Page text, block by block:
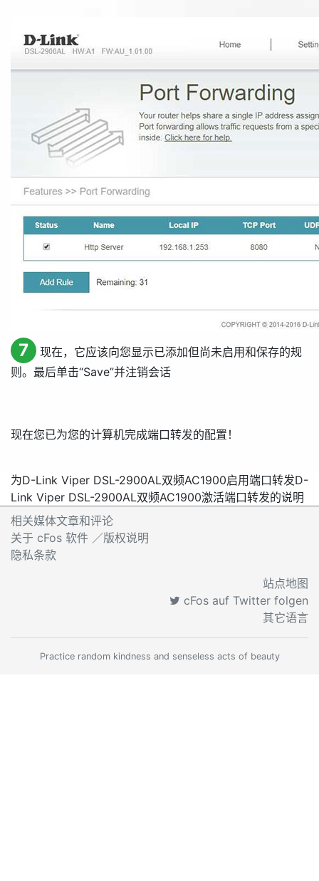
7
现在，它应该向您显示已添加但尚未启用和保存的规
则。最后单击“Save”并注销会话
现在您已为您的计算机完成端口转发的配置！
为D-Link Viper DSL-2900AL双频AC1900启用端口转发D-
Link Viper DSL-2900AL双频AC1900激活端口转发的说明
相关媒体文章和评论
关于 cFos 软件 ／版权说明
隐私条款
站点地图
cFos auf Twitter folgen
其它语言
Practice random kindness and senseless acts of beauty